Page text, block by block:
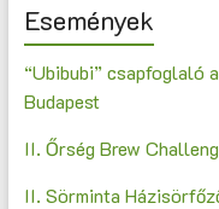
Események
“Ubibubi” csapfoglaló
Budapest
II. Őrség Brew
II. Sörminta